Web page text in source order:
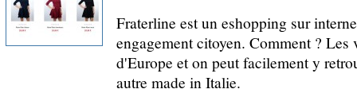
Fraterline est un eshopping sur
engagement citoyen. Comment ?
d'Europe et on peut facilement y
autre made in Italie.